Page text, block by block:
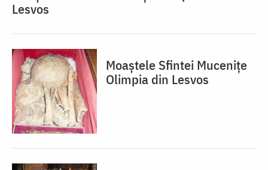
Lesvos
Moaștele Sfintei Mucenițe
Olimpia din Lesvos